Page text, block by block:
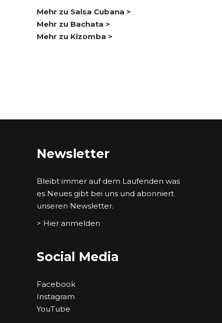
Mehr zu Salsa Cubana >
Mehr zu Bachata >
Mehr zu Kizomba >
Newsletter
Bleibt immer auf dem Laufenden was
es Neues gibt bei uns und abonniert
unseren Newsletter.
> Hier anmelden
Social Media
Facebook
Instagram
YouTube